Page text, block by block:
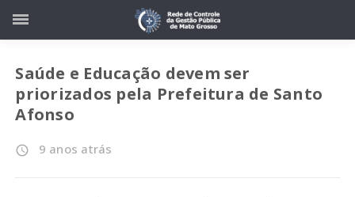
Saúde e Educação devem ser
priorizados pela Prefeitura de Santo
Afonso
access_time 9 anos atrás